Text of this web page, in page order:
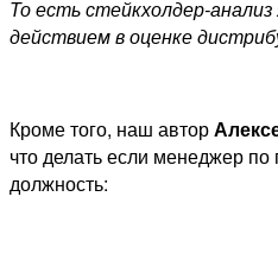
То есть стейкхолдер-
действием в оценке
Кроме того, наш автор
что делать если менеджер
должность: